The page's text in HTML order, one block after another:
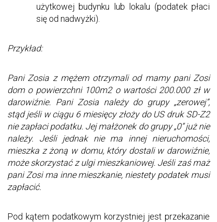
użytkowej budynku lub lokalu (podatek płaci
się od nadwyżki).
Przykład:
Pani Zosia z mężem otrzymali od mamy pani Zosi
dom o powierzchni 100m2 o wartości 200.000 zł w
darowiźnie. Pani Zosia należy do grupy „zerowej”,
stąd jeśli w ciągu 6 miesięcy złoży do US druk SD-Z2
nie zapłaci podatku. Jej małżonek do grupy „0” już nie
należy. Jeśli jednak nie ma innej nieruchomości,
mieszka z żoną w domu, który dostali w darowiźnie,
może skorzystać z ulgi mieszkaniowej. Jeśli zaś maż
pani Zosi ma inne mieszkanie, niestety podatek musi
zapłacić.
Pod kątem podatkowym korzystniej jest przekazanie